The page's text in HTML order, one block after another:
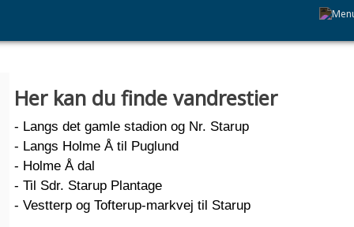
Her kan du finde vandrestier
- Langs det gamle stadion og Nr. Starup
- Langs Holme Å til Puglund
- Holme Å dal
- Til Sdr. Starup Plantage
- Vestterp og Tofterup-markvej til Starup